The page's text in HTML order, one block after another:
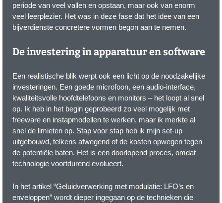
periode van veel vallen en opstaan, maar ook van enorm
veel leerplezier. Het was in deze fase dat het idee van een
bijverdienste concretere vormen begon aan te nemen.
De investering in apparatuur en software
Een realistische blik werpt ook een licht op de noodzakelijke
investeringen. Een goede microfoon, een audio-interface,
kwaliteitsvolle hoofdtelefoons en monitors – het loopt al snel
op. Ik heb in het begin geprobeerd zo veel mogelijk met
freeware en instapmodellen te werken, maar ik merkte al
snel de limieten op. Stap voor stap heb ik mijn set-up
uitgebouwd, telkens afwegend of de kosten opwegen tegen
de potentiële baten. Het is een doorlopend proces, omdat
technologie voortdurend evolueert.
In het artikel “Geluidverwerking met modulatie: LFO’s en
enveloppen” wordt dieper ingegaan op de technieken die